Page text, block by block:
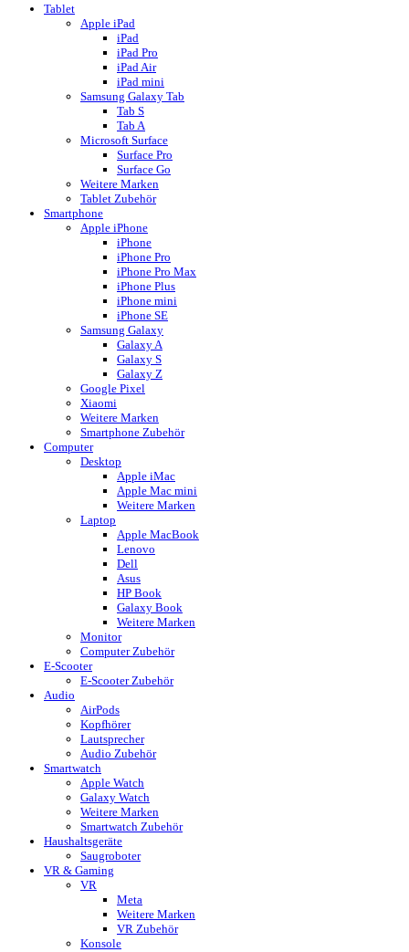
Tablet
Apple iPad
iPad
iPad Pro
iPad Air
iPad mini
Samsung Galaxy Tab
Tab S
Tab A
Microsoft Surface
Surface Pro
Surface Go
Weitere Marken
Tablet Zubehör
Smartphone
Apple iPhone
iPhone
iPhone Pro
iPhone Pro Max
iPhone Plus
iPhone mini
iPhone SE
Samsung Galaxy
Galaxy A
Galaxy S
Galaxy Z
Google Pixel
Xiaomi
Weitere Marken
Smartphone Zubehör
Computer
Desktop
Apple iMac
Apple Mac mini
Weitere Marken
Laptop
Apple MacBook
Lenovo
Dell
Asus
HP Book
Galaxy Book
Weitere Marken
Monitor
Computer Zubehör
E-Scooter
E-Scooter Zubehör
Audio
AirPods
Kopfhörer
Lautsprecher
Audio Zubehör
Smartwatch
Apple Watch
Galaxy Watch
Weitere Marken
Smartwatch Zubehör
Haushaltsgeräte
Saugroboter
VR & Gaming
VR
Meta
Weitere Marken
VR Zubehör
Konsole